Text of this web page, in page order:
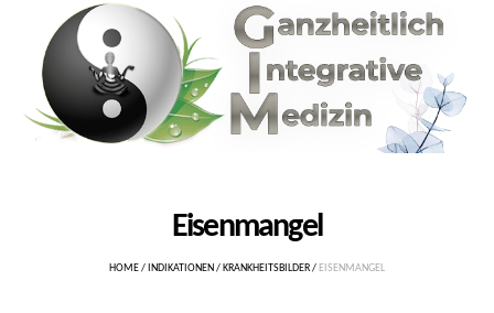
Eisenmangel
HOME/ INDIKATIONEN / KRANKHEITSBILDER/ EISENMANGEL